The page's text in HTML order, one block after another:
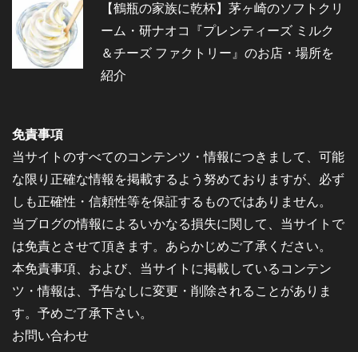
【鶴瓶の家族に乾杯】茅ヶ崎のソフトクリ
ーム・研ナオコ『プレンティーズ ミルク
＆チーズ ファクトリー』のお店・場所を
紹介
免責事項
当サイトのすべてのコンテンツ・情報につきまして、可能
な限り正確な情報を掲載するよう努めておりますが、必ず
しも正確性・信頼性等を保証するものではありません。
当ブログの情報によるいかなる損失に関して、当サイトで
は免責とさせて頂きます。あらかじめご了承ください。
本免責事項、および、当サイトに掲載しているコンテン
ツ・情報は、予告なしに変更・削除されることがありま
す。予めご了承下さい。
お問い合わせ